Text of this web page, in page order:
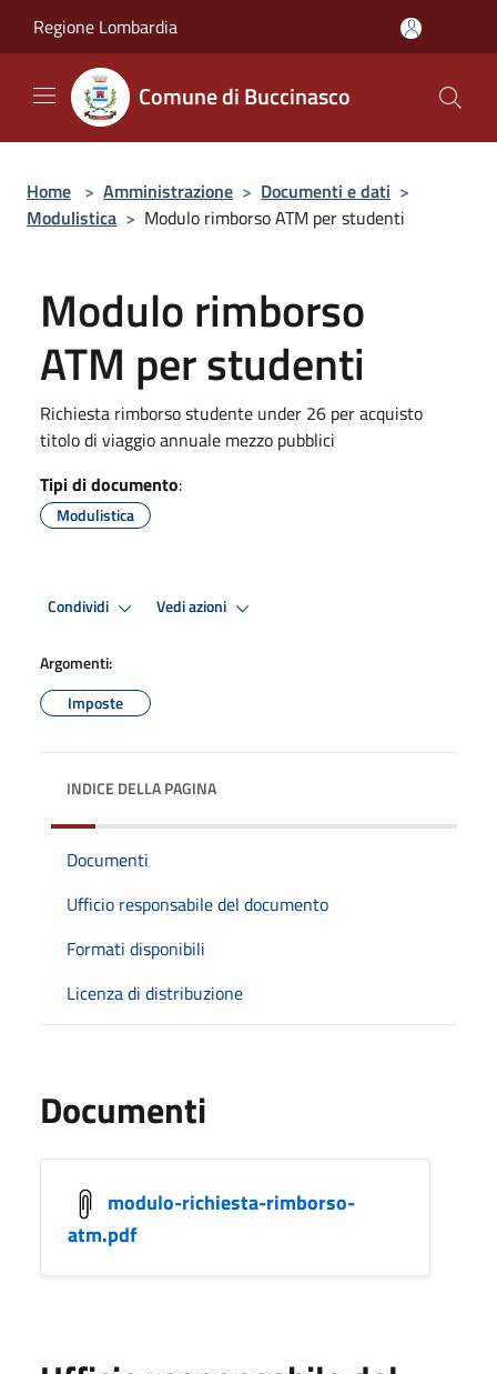
Regione Lombardia
Comune di Buccinasco
Home > Amministrazione > Documenti e dati >
Modulistica > Modulo rimborso ATM per studenti
Modulo rimborso
ATM per studenti
Richiesta rimborso studente under 26 per acquisto
titolo di viaggio annuale mezzo pubblici
Tipi di documento:
Modulistica
Condividi Vedi azioni
Argomenti:
Imposte
INDICE DELLA PAGINA
Documenti
Ufficio responsabile del documento
Formati disponibili
Licenza di distribuzione
Documenti
modulo-richiesta-rimborso-
atm.pdf